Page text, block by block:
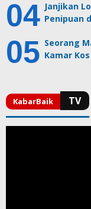
Janjikan
Penipuan
Seorang
Kamar